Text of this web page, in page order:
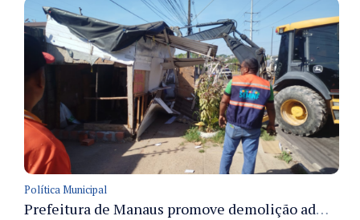
Política Municipal
Prefeitura de Manaus promove demolição administrativa de cinco estruturas que ocupavam calçada pública